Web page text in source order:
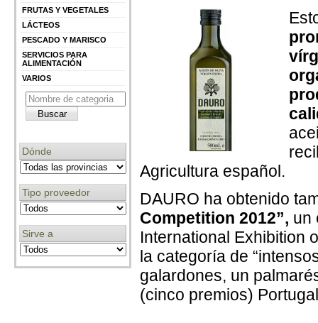
FRUTAS Y VEGETALES
LÁCTEOS
PESCADO Y MARISCO
SERVICIOS PARA
ALIMENTACIÓN
VARIOS
Dónde
Tipo proveedor
Sirve a
Agricultura español.
DAURO ha obtenido
Competition 2012”, un
International Exhibition
la categoría de
galardones, un
(cinco premios)